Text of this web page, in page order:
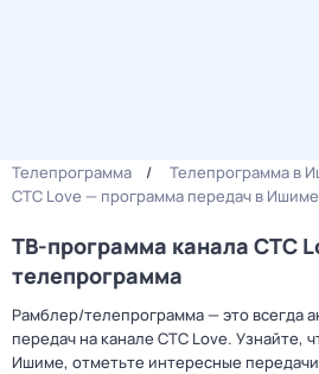
Телепрограмма
Телепрограмма в
СТС Love — программа передач в Ишиме
ТВ-программа канала СТС
телепрограмма
Рамблер/телепрограмма — это всегда
передач на канале СТС Love. Узнайте,
Ишиме, отметьте интересные